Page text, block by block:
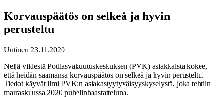
Korvauspäätös on selkeä ja hyvin
perusteltu
Uutinen 23.11.2020
Neljä viidestä Potilasvakuutuskeskuksen (PVK) asiakkaista kokee,
että heidän saamansa korvauspäätös on selkeä ja hyvin perusteltu.
Tiedot käyvät ilmi PVK:n asiakastyytyväisyyskyselystä, joka tehtiin
marraskuussa 2020 puhelinhaastatteluna.